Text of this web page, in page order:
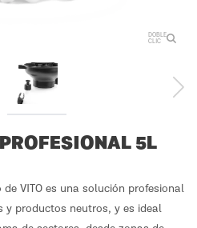
DOBLE
CLIC
5L
de VITO es una solución profesional
y productos neutros, y es ideal